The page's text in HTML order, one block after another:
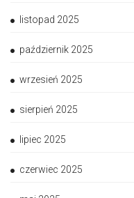
listopad 2025
październik 2025
wrzesień 2025
sierpień 2025
lipiec 2025
czerwiec 2025